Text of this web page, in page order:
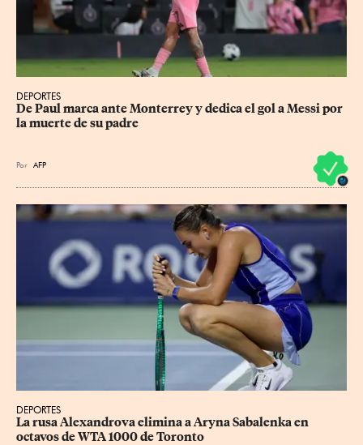
DEPORTES
De Paul marca ante Monterrey y dedica el gol a Messi por
la muerte de su padre
Por AFP
DEPORTES
La rusa Alexandrova elimina a Aryna Sabalenka en
octavos de WTA 1000 de Toronto